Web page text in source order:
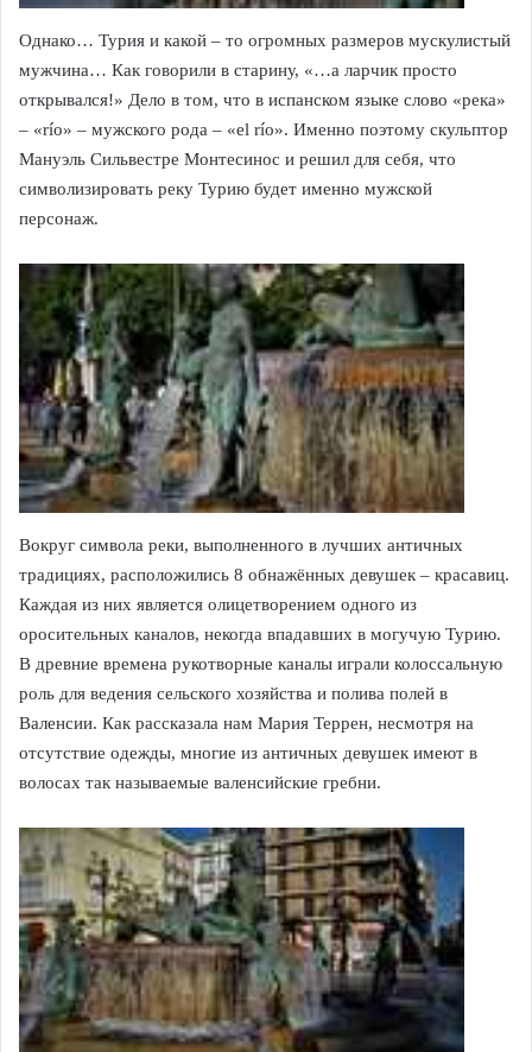
Однако… Турия и какой – то огромных размеров мускулистый
мужчина… Как говорили в старину, «…а ларчик просто
открывался!» Дело в том, что в испанском языке слово «река»
– «río» – мужского рода – «el río». Именно поэтому скульптор
Мануэль Сильвестре Монтесинос и решил для себя, что
символизировать реку Турию будет именно мужской
персонаж.
Вокруг символа реки, выполненного в лучших античных
традициях, расположились 8 обнажённых девушек – красавиц.
Каждая из них является олицетворением одного из
оросительных каналов, некогда впадавших в могучую Турию.
В древние времена рукотворные каналы играли колоссальную
роль для ведения сельского хозяйства и полива полей в
Валенсии. Как рассказала нам Мария Террен, несмотря на
отсутствие одежды, многие из античных девушек имеют в
волосах так называемые валенсийские гребни.